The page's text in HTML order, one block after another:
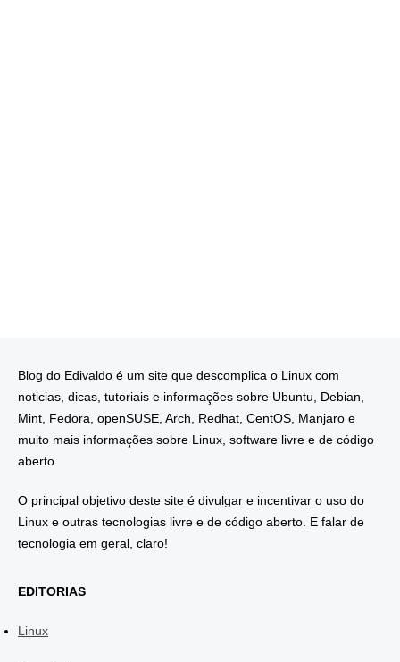
Blog do Edivaldo é um site que descomplica o Linux com
noticias, dicas, tutoriais e informações sobre Ubuntu, Debian,
Mint, Fedora, openSUSE, Arch, Redhat, CentOS, Manjaro e
muito mais informações sobre Linux, software livre e de código
aberto.
O principal objetivo deste site é divulgar e incentivar o uso do
Linux e outras tecnologias livre e de código aberto. E falar de
tecnologia em geral, claro!
EDITORIAS
Linux